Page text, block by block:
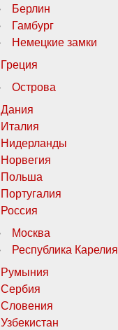
Берлин
Гамбург
Немецкие замки
Греция
Острова
Дания
Италия
Нидерланды
Норвегия
Польша
Португалия
Россия
Москва
Республика Карелия
Румыния
Сербия
Словения
Узбекистан